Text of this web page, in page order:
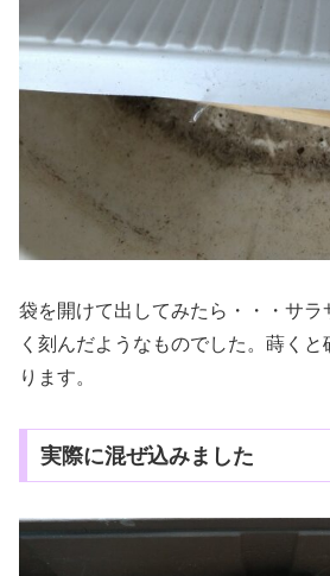
袋を開けて出してみたら・・・サ
く刻んだようなものでした。蒔く
ります。
実際に混ぜ込みました